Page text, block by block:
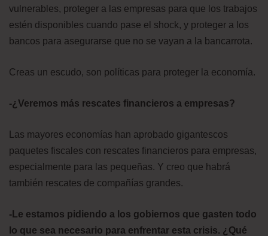
vulnerables, proteger a las empresas para que los trabajos
estén disponibles cuando pase el shock, y proteger a los
bancos para asegurarse que no se vayan a la bancarrota.
Creas un escudo, son políticas para proteger la economía.
-¿Veremos más rescates financieros a empresas?
Las mayores economías han aprobado gigantescos
paquetes fiscales con rescates financieros para empresas,
especialmente para las pequeñas. Y creo que habrá
también rescates de compañías grandes.
-Le estamos pidiendo a los gobiernos que gasten todo
lo que sea necesario para enfrentar esta crisis. ¿Qué